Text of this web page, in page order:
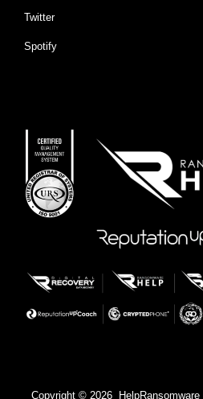
Twitter
Spotify
Copyright © 2026